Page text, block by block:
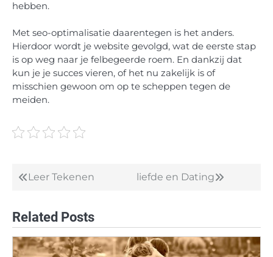
hebben.
Met seo-optimalisatie daarentegen is het anders.
Hierdoor wordt je website gevolgd, wat de eerste stap
is op weg naar je felbegeerde roem. En dankzij dat
kun je je succes vieren, of het nu zakelijk is of
misschien gewoon om op te scheppen tegen de
meiden.
Post
Leer Tekenen liefde en Dating
Related Posts